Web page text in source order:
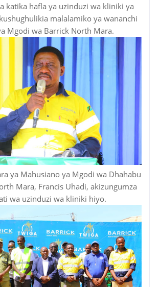
katika hafla ya uzinduzi wa kliniki ya
malalamiko ya wananchi
Mgodi wa Barrick North Mara.
ya Mahusiano ya Mgodi wa Dhahabu
Mara, Francis Uhadi, akizungumza
wa uzinduzi wa kliniki hiyo.